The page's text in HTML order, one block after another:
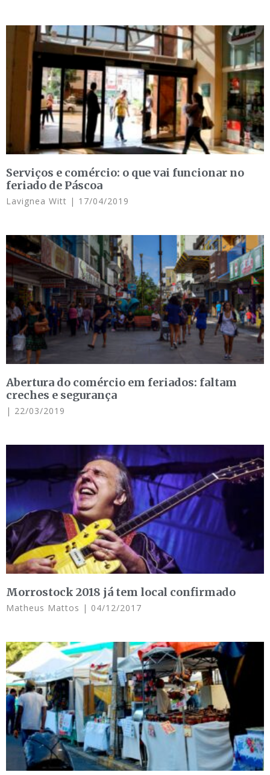
Serviços e comércio: o que vai funcionar no
feriado de Páscoa
Lavignea Witt 17/04/2019
Abertura do comércio em feriados: faltam
creches e segurança
22/03/2019
Morrostock 2018 já tem local confirmado
Matheus Mattos 04/12/2017